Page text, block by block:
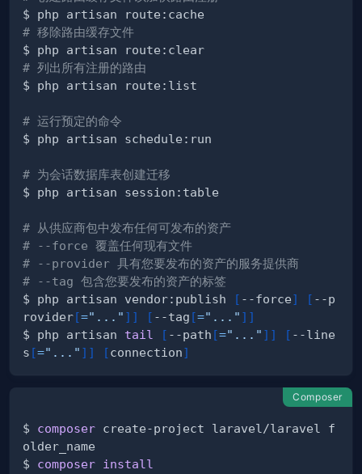
# 移除路由缓存文件
# 列出所有注册的路由
# 运行预定的命令
# 为会话数据库表创建迁移
# 从供应商包中发布任何可发布的资产
# --force 覆盖任何现有文件
# --provider 具有您要发布的资产的服务提供商
# --tag 包含您要发布的资产的标签
$ php artisan vendor:publish
[ --force] [ --p
rovider[="..." ] ] [ --tag [="..." ] ]
$ php artisan tail [ --path [="..." ] ] [ --line
s [="..." ] ] [connection]
Composer
$ composer create-project laravel/laravel f
$ composer install